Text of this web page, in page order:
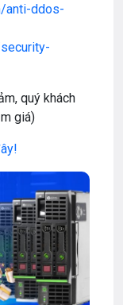
anti-ddos-
quý khách
giá)